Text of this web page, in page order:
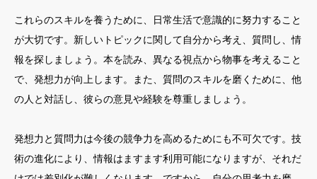
これらのスキルを養うために、日常生活で意識的に努力すること
が大切です。新しいトピックに関して自分から考え、質問し、情
報を探しましょう。本を読み、異なる視点から物事を考えること
で、発想力が向上します。また、質問のスキルを磨くために、他
の人と対話し、彼らの意見や経験を尊重しましょう。
発想力と質問力は今後の競争力を高めるためにも不可欠です。技
術の進化により、情報はますます利用可能になりますが、それだ